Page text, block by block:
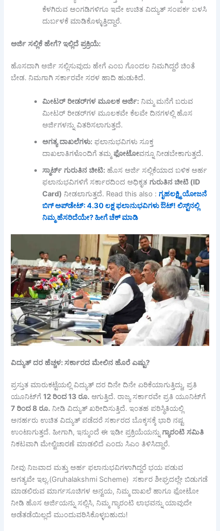
ಕೆಳಗಿರುವ ಅಂಗಡಿಗಳಿಗೂ ಇದೇ ಉಚಿತ ವಿದ್ಯುತ್ ಸಂಪರ್ಕ ಬಳಸಿ
ದುರ್ಬಳಕೆ ಮಾಡಿಕೊಳ್ಳುತ್ತಿದ್ದಾರೆ.
ಅರ್ಜಿ ಸಲ್ಲಿಕೆ ಹೇಗೆ?ಇಲ್ಲಿದೆ ಪ್ರಕ್ರಿಯೆ:
ಹೊಸದಾಗಿ ಅರ್ಜಿ ಸಲ್ಲಿಸುವುದು ಹೇಗೆ ಎಂಬ ಗೊಂದಲ ನಿಮಗಿದ್ದರೆ ಚಿಂತೆ
ಬೇಡ. ನಿಮಗಾಗಿ ಸರ್ಕಾರವೇ ಸರಳ ಹಾದಿ ಹುಡುಕಿದೆ.
ಮೀಟರ್ ರೀಡರ್ಗಳ ಮೂಲಕ ಅರ್ಜಿ: ನಿಮ್ಮ ಮನೆಗೆ ಬರುವ
ಮೀಟರ್ ರೀಡರ್‌ಗಳ ಮೂಲಕವೇ ಕೆಲವೇ ದಿನಗಳಲ್ಲಿ ಹೊಸ
ಅರ್ಜಿಗಳನ್ನು ವಿತರಿಸಲಾಗುತ್ತದೆ.
ಅಗತ್ಯ ದಾಖಲೆಗಳು: ಫಲಾನುಭವಿಗಳು ಸೂಕ್ತ
ದಾಖಲಾತಿಗಳೊಂದಿಗೆ ತಮ್ಮ ಫೋಟೋವನ್ನೂ ನೀಡಬೇಕಾಗುತ್ತದೆ.
ಸ್ಮಾರ್ಟ್ ಗುರುತಿನ ಚೀಟಿ: ಹೊಸ ಅರ್ಜಿ ಸಲ್ಲಿಕೆಯಾದ ಬಳಿಕ ಅರ್ಹ
ಫಲಾನುಭವಿಗಳಿಗೆ ಸರ್ಕಾರದಿಂದ ಅಧಿಕೃತ ಗುರುತಿನ ಚೀಟಿ (ID
Card) ನೀಡಲಾಗುತ್ತದೆ. Read this also :ಗೃಹಲಕ್ಷ್ಮಿ ಯೋಜನೆ
ಬಿಗ್ ಅಪ್‌ಡೇಟ್: 4.30 ಲಕ್ಷ ಫಲಾನುಭವಿಗಳು ಔಟ್! ಲಿಸ್ಟ್‌ನಲ್ಲಿ
ನಿಮ್ಮ ಹೆಸರಿದೆಯೇ? ಹೀಗೆ ಚೆಕ್ ಮಾಡಿ
ವಿದ್ಯುತ್ ದರ ಹೆಚ್ಚಳ:ಸರ್ಕಾರದ ಮೇಲಿನ ಹೊರೆ ಎಷ್ಟು?
ಪ್ರಸ್ತುತ ಮಾರುಕಟ್ಟೆಯಲ್ಲಿ ವಿದ್ಯುತ್ ದರ ದಿನೇ ದಿನೇ ಏರಿಕೆಯಾಗುತ್ತಿದ್ದು, ಪ್ರತಿ
ಯೂನಿಟ್‌ಗೆ12 ರಿಂದ13 ರೂ. ಆಗುತ್ತಿದೆ. ರಾಜ್ಯ ಸರ್ಕಾರವೇ ಪ್ರತಿ ಯೂನಿಟ್‌ಗೆ
7 ರಿಂದ8 ರೂ. ನೀಡಿ ವಿದ್ಯುತ್ ಖರೀದಿಸುತ್ತಿದೆ. ಇಂತಹ ಪರಿಸ್ಥಿತಿಯಲ್ಲಿ
ಅನರ್ಹರು ಉಚಿತ ವಿದ್ಯುತ್ ಪಡೆದರೆ ಸರ್ಕಾರದ ಬೊಕ್ಕಸಕ್ಕೆ ಭಾರಿ ನಷ್ಟ
ಉಂಟಾಗುತ್ತದೆ. ಹೀಗಾಗಿ, ಇನ್ಮುಂದೆ ಈ ಇಡೀ ಪ್ರಕ್ರಿಯೆಯನ್ನು ಗ್ಯಾರಂಟಿ ಸಮಿತಿ
ನಿಕಟವಾಗಿ ಮೇಲ್ವಿಚಾರಣೆ ಮಾಡಲಿದೆ ಎಂದು ಸಿಎಂ ತಿಳಿಸಿದ್ದಾರೆ.
ನೀವು ನಿಜವಾದ ಮತ್ತು ಅರ್ಹ ಫಲಾನುಭವಿಗಳಾಗಿದ್ದರೆ ಭಯ ಪಡುವ
ಅಗತ್ಯವೇ ಇಲ್ಲ.(Gruhalakshmi Scheme) ಸರ್ಕಾರ ಶೀಘ್ರದಲ್ಲೇ ಬಿಡುಗಡೆ
ಮಾಡಲಿರುವ ಮಾರ್ಗಸೂಚಿಗಳ ಅನ್ವಯ, ನಿಮ್ಮ ದಾಖಲೆ ಹಾಗೂ ಫೋಟೋ
ನೀಡಿ ಹೊಸ ಅರ್ಜಿಯನ್ನು ಸಲ್ಲಿಸಿ, ನಿಮ್ಮ ಗ್ಯಾರಂಟಿ ಲಾಭವನ್ನು ಯಾವುದೇ
ಅಡೆತಡೆಯಿಲ್ಲದೆ ಮುಂದುವರಿಸಿಕೊಳ್ಳಬಹುದು!